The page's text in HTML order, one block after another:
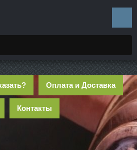
Оплата и Доставка
Контакты